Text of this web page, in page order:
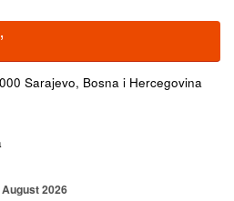
Sarajevo, Bosna i Hercegovina
August 2026